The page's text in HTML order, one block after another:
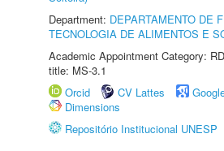
Department: DEPARTAMENTO DE
TECNOLOGIA DE ALIMENTOS E
Academic Appointment Category:
title: MS-3.1
Orcid
CV Lattes
Dimensions
Repositório Institucional UNESP